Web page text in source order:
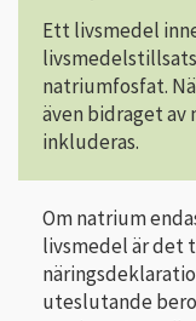
Ett livsmedel
natriumfosfat.
även bidraget av
inkluderas.
Om natrium
livsmedel är det
uteslutande